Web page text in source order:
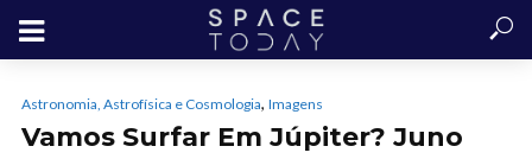
Astronomia, Astrofísica e Cosmologia, Imagens
Vamos Surfar Em Júpiter? Juno